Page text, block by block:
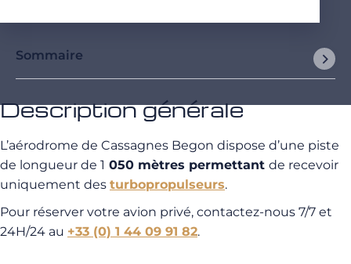
Sommaire
Description générale
L’aérodrome de Cassagnes Begon dispose d’une piste
de longueur de 1 050 mètres permettant de recevoir
uniquement des turbopropulseurs.
Pour réserver votre avion privé, contactez-nous 7/7 et
24H/24 au +33 (0) 1 44 09 91 82.